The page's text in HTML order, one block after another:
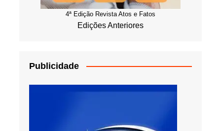
4ª Edição Revista Atos e Fatos
Edições Anteriores
Publicidade